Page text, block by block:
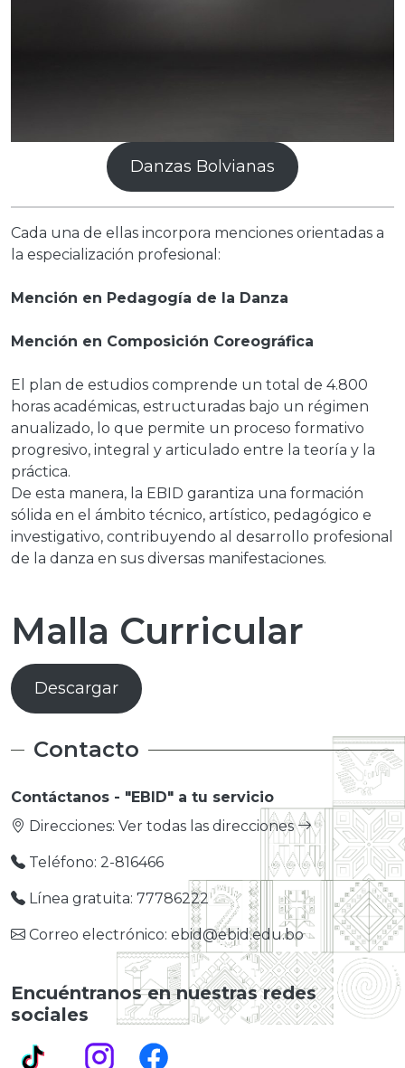
Danzas Bolvianas
Cada una de ellas incorpora menciones orientadas a
la especialización profesional:
Mención en Pedagogía de la Danza
Mención en Composición Coreográfica
El plan de estudios comprende un total de 4.800
horas académicas, estructuradas bajo un régimen
anualizado, lo que permite un proceso formativo
progresivo, integral y articulado entre la teoría y la
práctica.
De esta manera, la EBID garantiza una formación
sólida en el ámbito técnico, artístico, pedagógico e
investigativo, contribuyendo al desarrollo profesional
de la danza en sus diversas manifestaciones.
Malla Curricular
Descargar
Contacto
Contáctanos - "EBID" a tu servicio
Direcciones: Ver todas las direcciones
Teléfono: 2-816466
Línea gratuita: 77786222
Correo electrónico: ebid@ebid.edu.bo
Encuéntranos en nuestras redes
sociales